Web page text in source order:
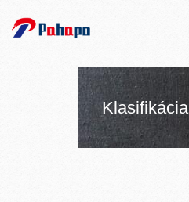
Klasifikácia